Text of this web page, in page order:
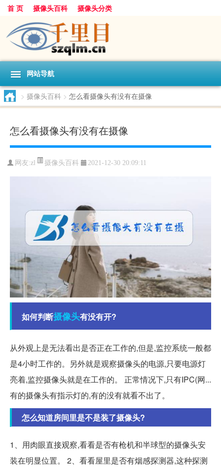
首 页 摄像头百科 摄像头分类
网站导航
> 摄像头百科 > 怎么看摄像头有没有在摄像
怎么看摄像头有没有在摄像
网友:zl 摄像头百科 2021-12-30 20:09:11
如何判断摄像头有没有开?
从外观上是无法看出是否正在工作的,但是,监控系统一般都
是4小时工作的。另外就是观察摄像头的电源,只要电源灯
亮着,监控摄像头就是在工作的。 正常情况下,只有IPC(网...
有的摄像头有指示灯的,有的没有就看不出了。
怎么知道房间里是不是装了摄像头?
1、用肉眼直接观察,看看是否有枪机和半球型的摄像头安
装在明显位置。 2、看看屋里是否有烟感探测器,这种探测